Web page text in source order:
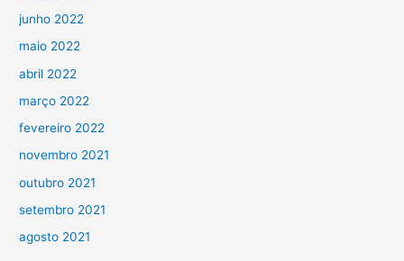
junho 2022
maio 2022
abril 2022
março 2022
fevereiro 2022
novembro 2021
outubro 2021
setembro 2021
agosto 2021